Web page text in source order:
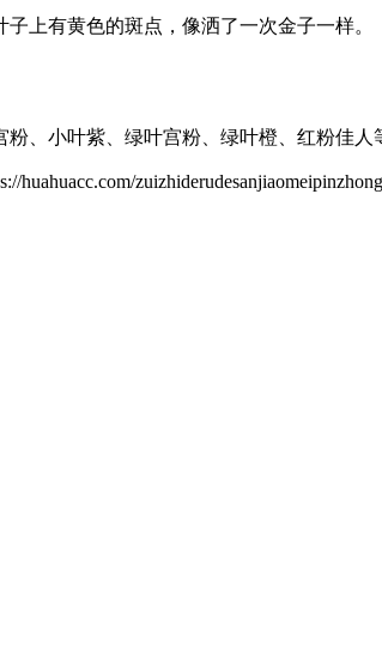
上有黄色的斑点，像洒了一次金子一样。
、小叶紫、绿叶宫粉、绿叶橙、红粉佳人